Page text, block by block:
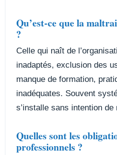
Qu’est-ce que la
?
Celle qui naît de
inadaptés, exclusion des
manque de formation,
inadéquates. Souvent
s’installe sans intention de
Quelles sont les
professionnels ?